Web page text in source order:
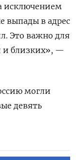
исключением
выпады в адрес
Это важно для
и близких», —
могли
девять